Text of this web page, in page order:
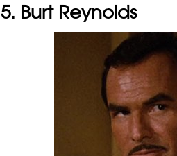
5. Burt Reynolds